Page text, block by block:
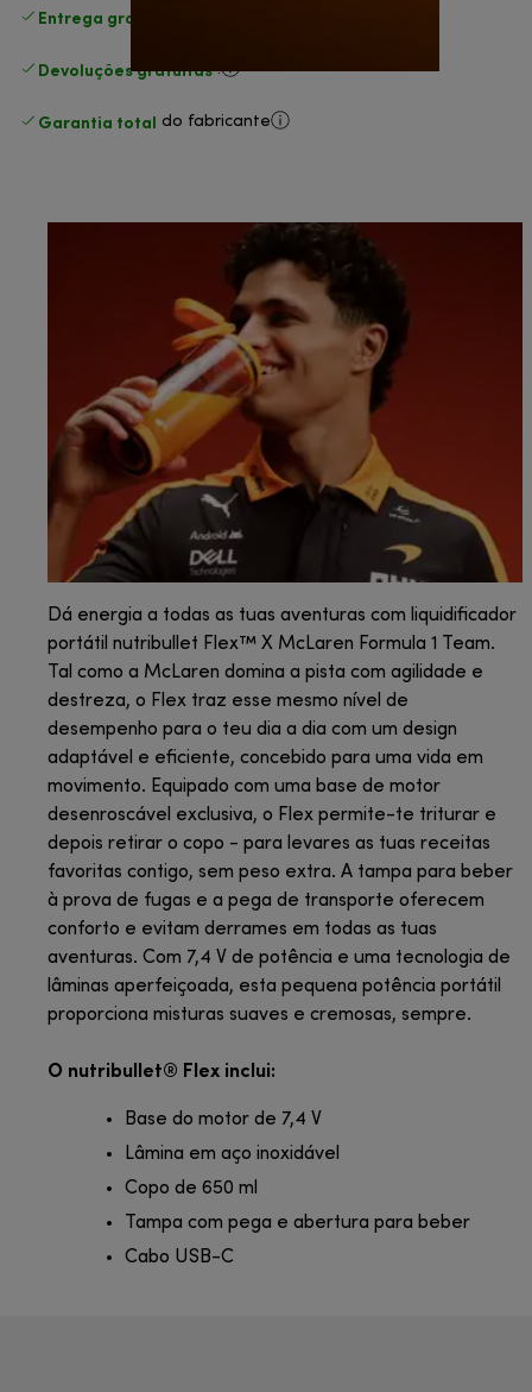
Entrega gratuita padrão
Devoluções gratuitas .
Garantia total do fabricante
Dá energia a todas as tuas aventuras com liquidificador
portátil nutribullet Flex™ X McLaren Formula 1 Team.
Tal como a McLaren domina a pista com agilidade e
destreza, o Flex traz esse mesmo nível de
desempenho para o teu dia a dia com um design
adaptável e eficiente, concebido para uma vida em
movimento. Equipado com uma base de motor
desenroscável exclusiva, o Flex permite-te triturar e
depois retirar o copo - para levares as tuas receitas
favoritas contigo, sem peso extra. A tampa para beber
à prova de fugas e a pega de transporte oferecem
conforto e evitam derrames em todas as tuas
aventuras. Com 7,4 V de potência e uma tecnologia de
lâminas aperfeiçoada, esta pequena potência portátil
proporciona misturas suaves e cremosas, sempre.
O nutribullet® Flex inclui:
Base do motor de 7,4 V
Lâmina em aço inoxidável
Copo de 650 ml
Tampa com pega e abertura para beber
Cabo USB-C